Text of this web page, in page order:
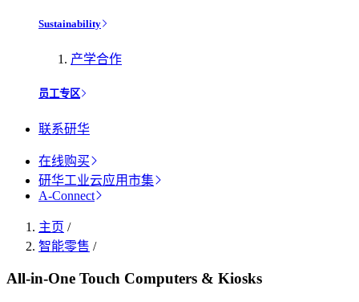
Sustainability
产学合作
员工专区
联系研华
在线购买
研华工业云应用市集
A-Connect
主页 /
智能零售 /
All-in-One Touch Computers & Kiosks